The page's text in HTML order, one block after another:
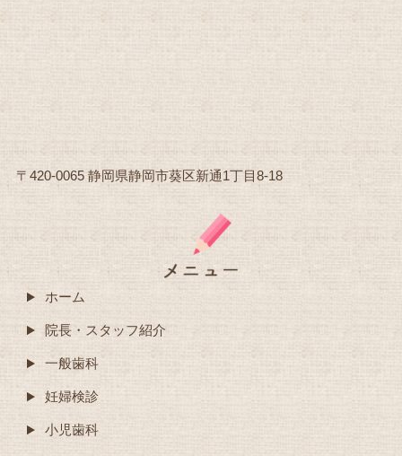
〒420-0065 静岡県静岡市葵区新通1丁目8-18
ホーム
院長・スタッフ紹介
一般歯科
妊婦検診
小児歯科